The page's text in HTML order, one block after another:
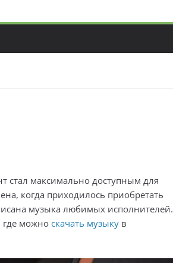
стал максимально доступным для
когда приходилось приобретать
музыка любимых исполнителей.
где можно скачать музыку в